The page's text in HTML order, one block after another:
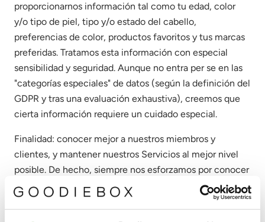
proporcionarnos información tal como tu edad, color
y/o tipo de piel, tipo y/o estado del cabello,
preferencias de color, productos favoritos y tus marcas
preferidas. Tratamos esta información con especial
sensibilidad y seguridad. Aunque no entra per se en las
"categorías especiales" de datos (según la definición del
GDPR y tras una evaluación exhaustiva), creemos que
cierta información requiere un cuidado especial.
Finalidad: conocer mejor a nuestros miembros y
clientes, y mantener nuestros Servicios al mejor nivel
posible. De hecho, siempre nos esforzamos por conocer
mejor a nuestros miembros y clientes para poder
entregarles los mejores productos y experiencias.